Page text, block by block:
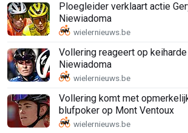
Ploegleider verklaart actie
Niewiadoma
Vollering reageert op
Niewiadoma
Vollering komt met
blufpoker op Mont Ventoux